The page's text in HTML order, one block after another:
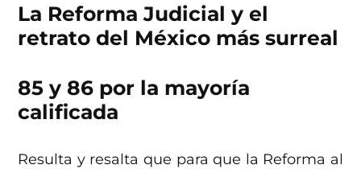
La Reforma Judicial y el
retrato del México más surreal
85 y 86 por la mayoría
calificada
Resulta y resalta que para que la Reforma al